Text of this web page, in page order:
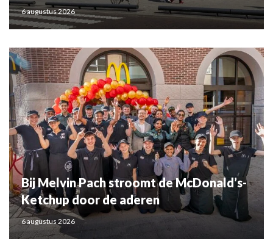
6 augustus 2026
Bij Melvin Pach stroomt de McDonald’s-
Ketchup door de aderen
6 augustus 2026